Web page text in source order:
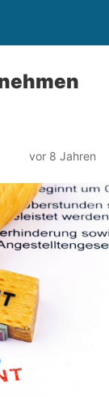
vor 8 Jahren